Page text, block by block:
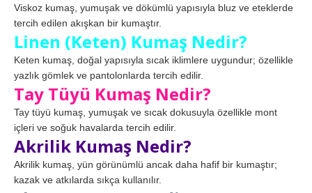
Viskoz kumaş, yumuşak ve dökümlü yapısıyla bluz ve eteklerde
tercih edilen akışkan bir kumaştır.
Linen (Keten) Kumaş Nedir?
Keten kumaş, doğal yapısıyla sıcak iklimlere uygundur; özellikle
yazlık gömlek ve pantolonlarda tercih edilir.
Tay Tüyü Kumaş Nedir?
Tay tüyü kumaş, yumuşak ve sıcak dokusuyla özellikle mont
içleri ve soğuk havalarda tercih edilir.
Akrilik Kumaş Nedir?
Akrilik kumaş, yün görünümlü ancak daha hafif bir kumaştır;
kazak ve atkılarda sıkça kullanılır.